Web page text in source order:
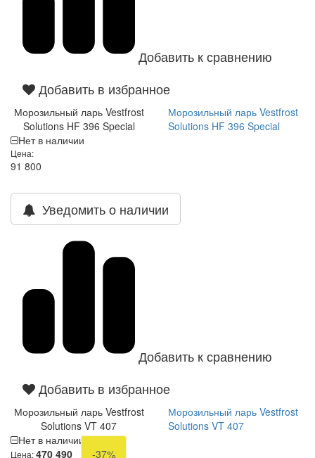
Добавить к сравнению
Добавить в избранное
Морозильный ларь Vestfrost
Solutions HF 396 Special
Морозильный ларь Vestfrost
Solutions HF 396 Special
Нет в наличии
Цена:
91 800
Уведомить о наличии
Добавить к сравнению
Добавить в избранное
Морозильный ларь Vestfrost
Solutions VT 407
Морозильный ларь Vestfrost
Solutions VT 407
Нет в наличии
Цена:470 490
-37%